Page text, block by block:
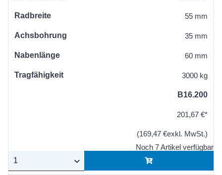
Radbreite 55 mm
Achsbohrung 35 mm
Nabenlänge 60 mm
Tragfähigkeit 3000 kg
B16.200
201,67 €*
(169,47 €exkl. MwSt.)
Noch 7 Artikel verfügbar